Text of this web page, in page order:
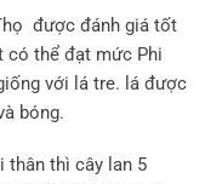
được đánh giá tốt
có thể đạt mức Phi
với lá tre. lá được
bóng.
thân thì cây lan 5